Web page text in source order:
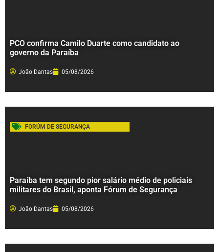
PCO confirma Camilo Duarte como candidato ao
governo da Paraíba
João Dantas 05/08/2026
FORÚM DE SEGURANÇA
Paraíba tem segundo pior salário médio de policiais
militares do Brasil, aponta Fórum de Segurança
João Dantas 05/08/2026